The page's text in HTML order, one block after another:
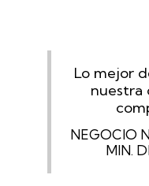
Lo mejor
nuestra
NEGOCIO
MIN.